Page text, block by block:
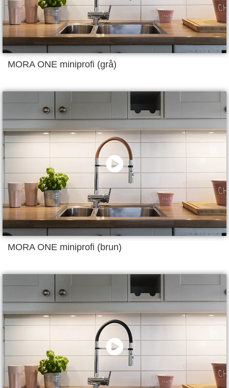
MORA ONE miniprofi (grå)
MORA ONE miniprofi (brun)